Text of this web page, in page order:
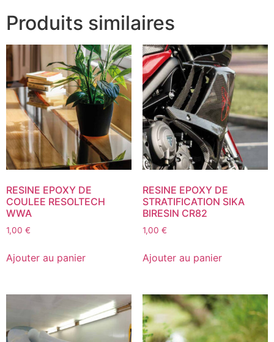
Produits similaires
RESINE EPOXY DE
COULEE RESOLTECH
WWA
1,00 €
Ajouter au panier
RESINE EPOXY DE
STRATIFICATION SIKA
BIRESIN CR82
1,00 €
Ajouter au panier